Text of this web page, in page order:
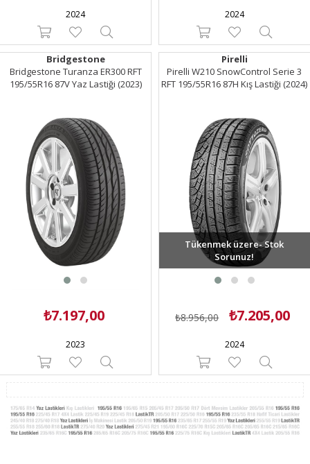
2024 2024
Bridgestone
Bridgestone Turanza ER300 RFT
195/55R16 87V Yaz Lastiği (2023)
₺7.197,00
2023
Pirelli
Pirelli W210 SnowControl Serie 3
RFT 195/55R16 87H Kış Lastiği (2024)
₺7.205,00
₺8.956,00
Tükenmek üzere- Stok
Sorunuz!
2024